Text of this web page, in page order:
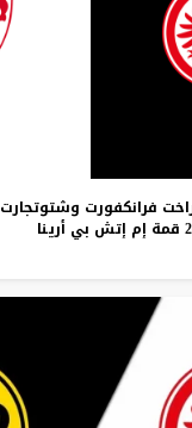
فرانكفورت وشتوتجارت
قمة إم إتش بي أرينا